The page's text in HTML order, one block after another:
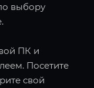
выбору
ПК и
Посетите
свой